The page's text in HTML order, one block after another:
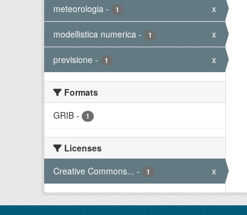
meteorologia - 1 x
modellistica numerica - 1 x
previsione - 1 x
Formats
GRIB - 1
Licenses
Creative Commons... - 1 x